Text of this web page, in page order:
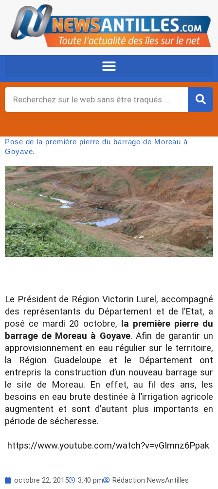
contenu
Rechercher
Pose de la première pierre du barrage de Moreau à
Goyave.
Le Président de Région Victorin Lurel, accompagné
des représentants du Département et de l’Etat, a
posé ce mardi 20 octobre,
la première pierre du
barrage de Moreau à Goyave. Afin de garantir un
approvisionnement en eau régulier sur le territoire,
la Région Guadeloupe et le Département ont
entrepris la construction d’un nouveau barrage sur
le site de Moreau. En effet, au fil des ans, les
besoins en eau brute destinée à l’irrigation agricole
augmentent et sont d’autant plus importants en
période de sécheresse.
https://www.youtube.com/watch?v=vGImnz6Ppak
octobre 22, 2015 3:40 pm Rédaction NewsAntilles